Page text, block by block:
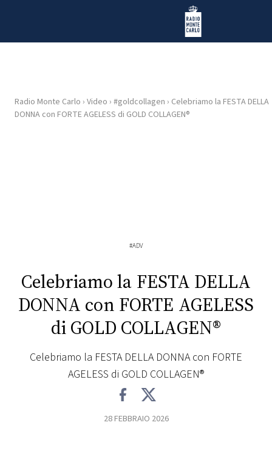
Radio Monte Carlo
HOME
FOTO
CONCORSI
Radio Monte Carlo › Video › #goldcollagen › Celebriamo la FESTA DELLA
DONNA con FORTE AGELESS di GOLD COLLAGEN®
#ADV
Celebriamo la FESTA DELLA
DONNA con FORTE AGELESS
di GOLD COLLAGEN®
Celebriamo la FESTA DELLA DONNA con FORTE
AGELESS di GOLD COLLAGEN®
28 FEBBRAIO 2026